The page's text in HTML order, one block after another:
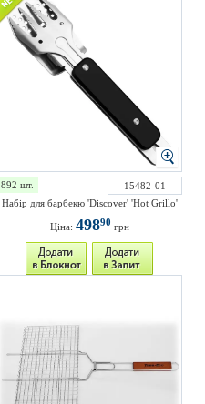
892 шт.
15482-01
Набір для барбекю 'Discover' 'Hot Grillo'
Ціна: 49890 грн